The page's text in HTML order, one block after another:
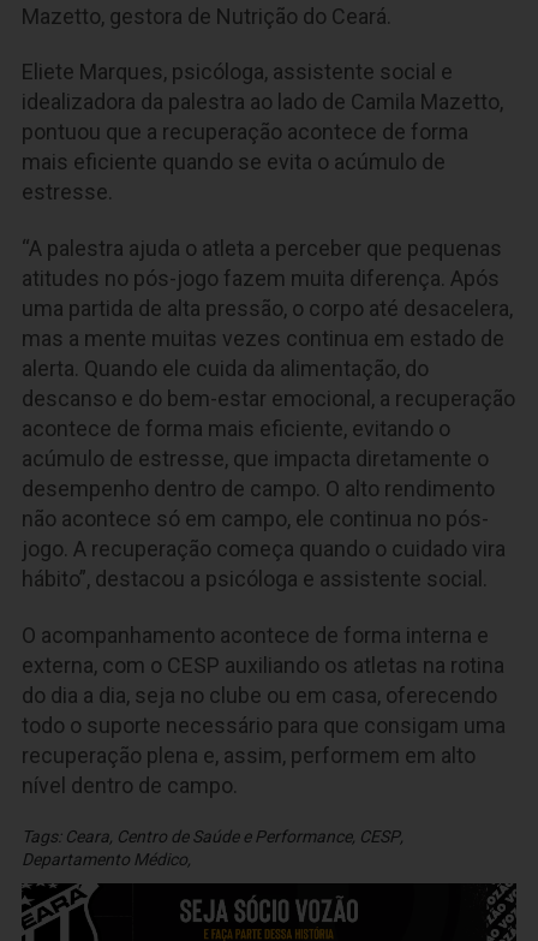
Mazetto, gestora de Nutrição do Ceará.
Eliete Marques, psicóloga, assistente social e
idealizadora da palestra ao lado de Camila Mazetto,
pontuou que a recuperação acontece de forma
mais eficiente quando se evita o acúmulo de
estresse.
“A palestra ajuda o atleta a perceber que pequenas
atitudes no pós-jogo fazem muita diferença. Após
uma partida de alta pressão, o corpo até desacelera,
mas a mente muitas vezes continua em estado de
alerta. Quando ele cuida da alimentação, do
descanso e do bem-estar emocional, a recuperação
acontece de forma mais eficiente, evitando o
acúmulo de estresse, que impacta diretamente o
desempenho dentro de campo. O alto rendimento
não acontece só em campo, ele continua no pós-
jogo. A recuperação começa quando o cuidado vira
hábito”, destacou a psicóloga e assistente social.
O acompanhamento acontece de forma interna e
externa, com o CESP auxiliando os atletas na rotina
do dia a dia, seja no clube ou em casa, oferecendo
todo o suporte necessário para que consigam uma
recuperação plena e, assim, performem em alto
nível dentro de campo.
Tags: Ceara, Centro de Saúde e Performance, CESP,
Departamento Médico,